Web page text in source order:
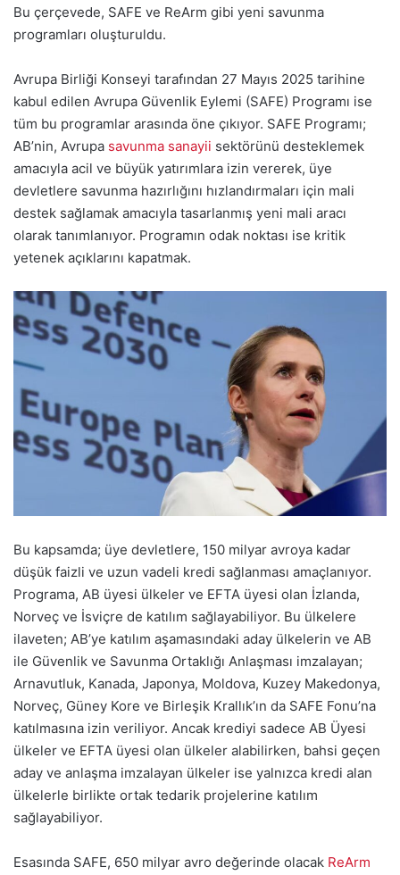
Bu çerçevede, SAFE ve ReArm gibi yeni savunma
programları oluşturuldu.
Avrupa Birliği Konseyi tarafından 27 Mayıs 2025 tarihine
kabul edilen Avrupa Güvenlik Eylemi (SAFE) Programı ise
tüm bu programlar arasında öne çıkıyor. SAFE Programı;
AB’nin, Avrupa savunma sanayii sektörünü desteklemek
amacıyla acil ve büyük yatırımlara izin vererek, üye
devletlere savunma hazırlığını hızlandırmaları için mali
destek sağlamak amacıyla tasarlanmış yeni mali aracı
olarak tanımlanıyor. Programın odak noktası ise kritik
yetenek açıklarını kapatmak.
Bu kapsamda; üye devletlere, 150 milyar avroya kadar
düşük faizli ve uzun vadeli kredi sağlanması amaçlanıyor.
Programa, AB üyesi ülkeler ve EFTA üyesi olan İzlanda,
Norveç ve İsviçre de katılım sağlayabiliyor. Bu ülkelere
ilaveten; AB’ye katılım aşamasındaki aday ülkelerin ve AB
ile Güvenlik ve Savunma Ortaklığı Anlaşması imzalayan;
Arnavutluk, Kanada, Japonya, Moldova, Kuzey Makedonya,
Norveç, Güney Kore ve Birleşik Krallık’ın da SAFE Fonu’na
katılmasına izin veriliyor. Ancak krediyi sadece AB Üyesi
ülkeler ve EFTA üyesi olan ülkeler alabilirken, bahsi geçen
aday ve anlaşma imzalayan ülkeler ise yalnızca kredi alan
ülkelerle birlikte ortak tedarik projelerine katılım
sağlayabiliyor.
Esasında SAFE, 650 milyar avro değerinde olacak ReArm